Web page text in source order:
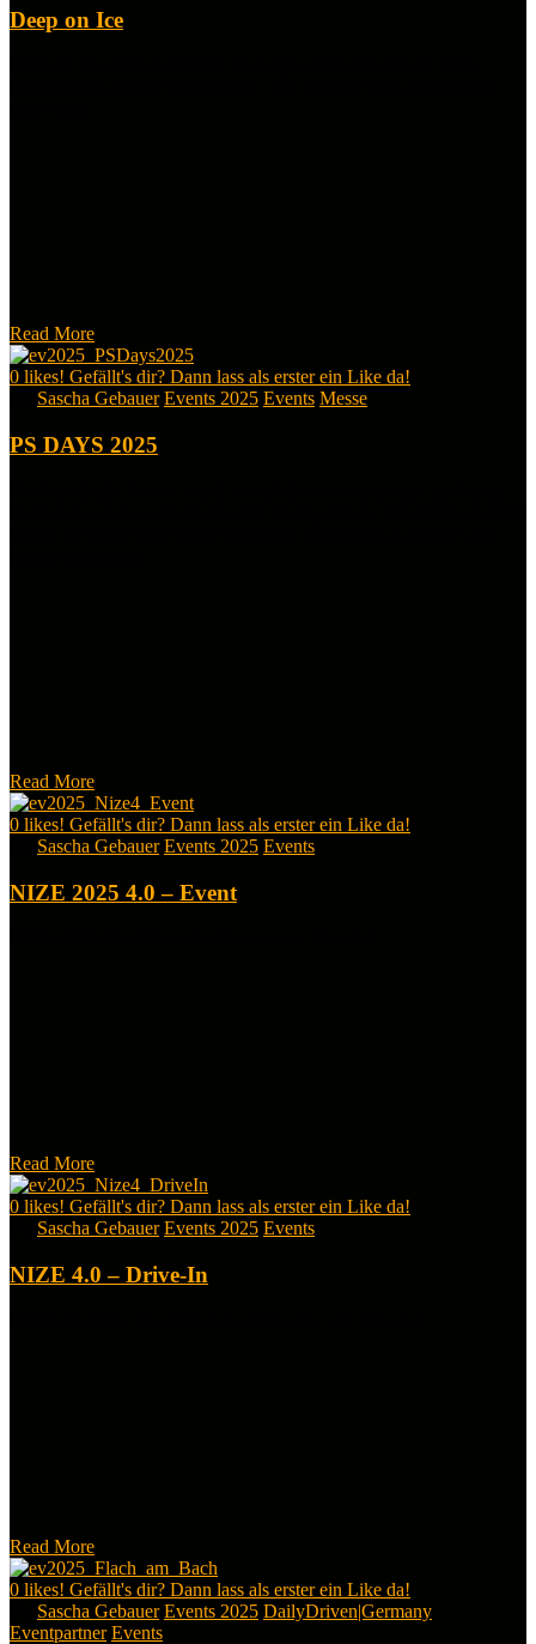
Deep on Ice
Read More
0 likes! Gefällt's dir? Dann lass als erster ein Like da!
Sascha Gebauer Events 2025 Events Messe
PS DAYS 2025
Read More
0 likes! Gefällt's dir? Dann lass als erster ein Like da!
Sascha Gebauer Events 2025 Events
NIZE 2025 4.0 – Event
Read More
0 likes! Gefällt's dir? Dann lass als erster ein Like da!
Sascha Gebauer Events 2025 Events
NIZE 4.0 – Drive-In
Read More
0 likes! Gefällt's dir? Dann lass als erster ein Like da!
Sascha Gebauer Events 2025 DailyDriven|Germany
Eventpartner Events